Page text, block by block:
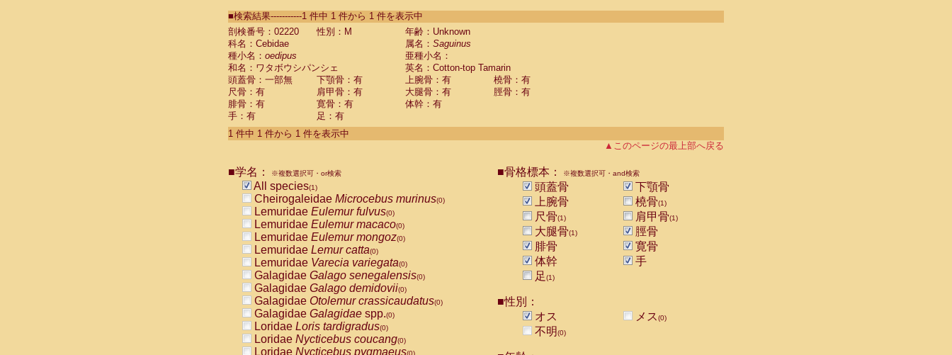
CebidaeSaguinus labiatus(0)
Cebidae Saguinus leucopus (0)
Cebidae
Cebidae
CebidaeSaguinus nigricollis (0)
Cebidae Saguinus oedipus
Cebidae Saguinus weddelli
Cebidae Saguinusspp.
Cebidae Aotus trivirgatus
Cebidae Cebus albifrons
CebidaeCebus nigrivittatus
CebidaeCebus
CebidaeSaimiri boliviensis(0)
CebidaeSaimiri sciureus(0)
AtelidaeAlouatta caraya(0)
AtelidaeAlouatta fusca(0)
AtelidaeAlouatta seniculus
AtelidaeAlouattaspp.(0)
AtelidaeAteles belzebuth(0)
AtelidaeAteles geoffroyi(0)
AtelidaeAteles paniscus(0)
AtelidaeAtelesspp.(0)
Atelidae Lagothrix lagothricha
AtelidaeLagothrix lagothricha cana
PitheciidaeCacajao calvus rubicundus
■検索結果-----------1 件中 1 件から 1 件を表示中
剖検番号：02220
性別：M
年齢：Unknown
科名：Cebidae
属名： Saguinus
種小名： oedipus
亜種小名：
和名：ワタボウシパンシェ
英名：Cotton-top Tamarin
頭蓋骨：一部無
下顎骨：有 上腕骨：有
橈骨：有
尺骨：有
肩甲骨：有 大腿骨：有
脛骨：有
腓骨：有
寛骨：有
体幹：有
手：有
足：有
1 件中 1 件から 1 件を表示中
▲このページの最上部へ戻る
■学名： ※複数選択可・or検索
All species(1)
Cheirogaleidae Microcebus murinus(0)
Lemuridae Eulemur fulvus(0)
Lemuridae Eulemur macaco(0)
Lemuridae Eulemur mongoz(0)
Lemuridae Lemur catta(0)
Lemuridae Varecia variegata(0)
Galagidae Galago senegalensis(0)
Galagidae Galago demidovii(0)
Galagidae Otolemur crassicaudatus(0)
Galagidae Galagidae spp.(0)
Loridae Loris tardigradus(0)
Loridae Nycticebus coucang(0)
Loridae Nycticebus pygmaeus(0)
■骨格標本： ※複数選択可・and検索
頭蓋骨
下顎骨
上腕骨
橈骨(1)
尺骨(1) 肩甲骨(1)
大腿骨(1)
脛骨
腓骨
寛骨
体幹
手
足(1)
■性別：
オス
メス(0)
不明(0)